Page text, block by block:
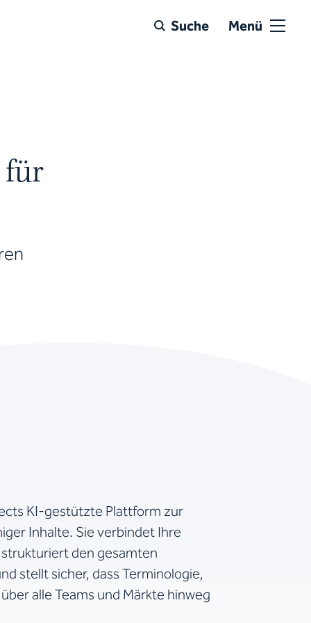
Suche Menü
für
KI-gestützte Plattform zur
Inhalte. Sie verbindet Ihre
den gesamten
stellt sicher, dass Terminologie,
alle Teams und Märkte hinweg